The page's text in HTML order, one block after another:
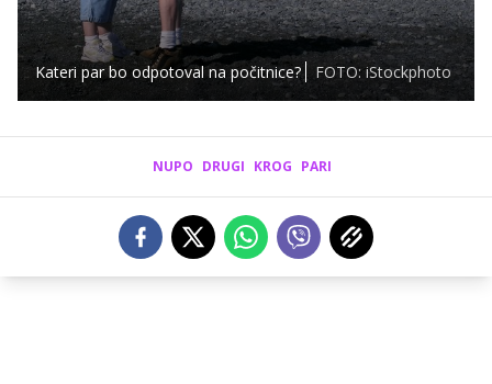
Kateri par bo odpotoval na počitnice? FOTO: iStockphoto
NUPO DRUGI KROG PARI